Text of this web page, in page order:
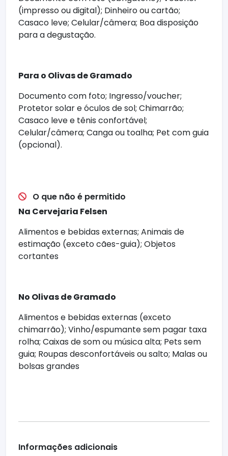
- Horta orgânica e viveiro de plantas,
com mudas à venda e hortênsias típicas
da Serra
voltado ao público infantil
- Trilhas ecológicas autoguiadas, ideais
para caminhar e se conectar com a
natureza
- Olivas Sunset é o happy hour do Olivas
de Gramado, com DJs, saxofonistas e
coberta e todo o conforto da Montanha
Mágica.
(impresso ou digital); Dinheiro ou cartão;
Casaco leve; Celular/câmera; Boa disposição
para a degustação.
Para o Olivas de Gramado
Documento com foto; Ingresso/voucher;
Protetor solar e óculos de sol; Chimarrão;
Casaco leve e tênis confortável;
Celular/câmera; Canga ou toalha; Pet com guia
(opcional).
O que não é permitido
Na Cervejaria Felsen
Alimentos e bebidas externas; Animais de
estimação (exceto cães-guia); Objetos
cortantes
No Olivas de Gramado
Alimentos e bebidas externas (exceto
chimarrão); Vinho/espumante sem pagar taxa
rolha; Caixas de som ou música alta; Pets sem
guia; Roupas desconfortáveis ou salto; Malas ou
bolsas grandes
Informações adicionais